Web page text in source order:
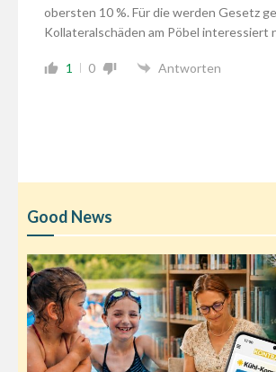
obersten 10 %. Für die werden Gesetz
Kollateralschäden am Pöbel interessiert
1 0 Antworten
Good News